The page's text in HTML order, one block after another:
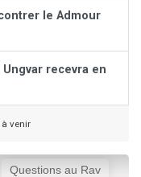
le Admour
Ungvar recevra en
venir
Questions au Rav